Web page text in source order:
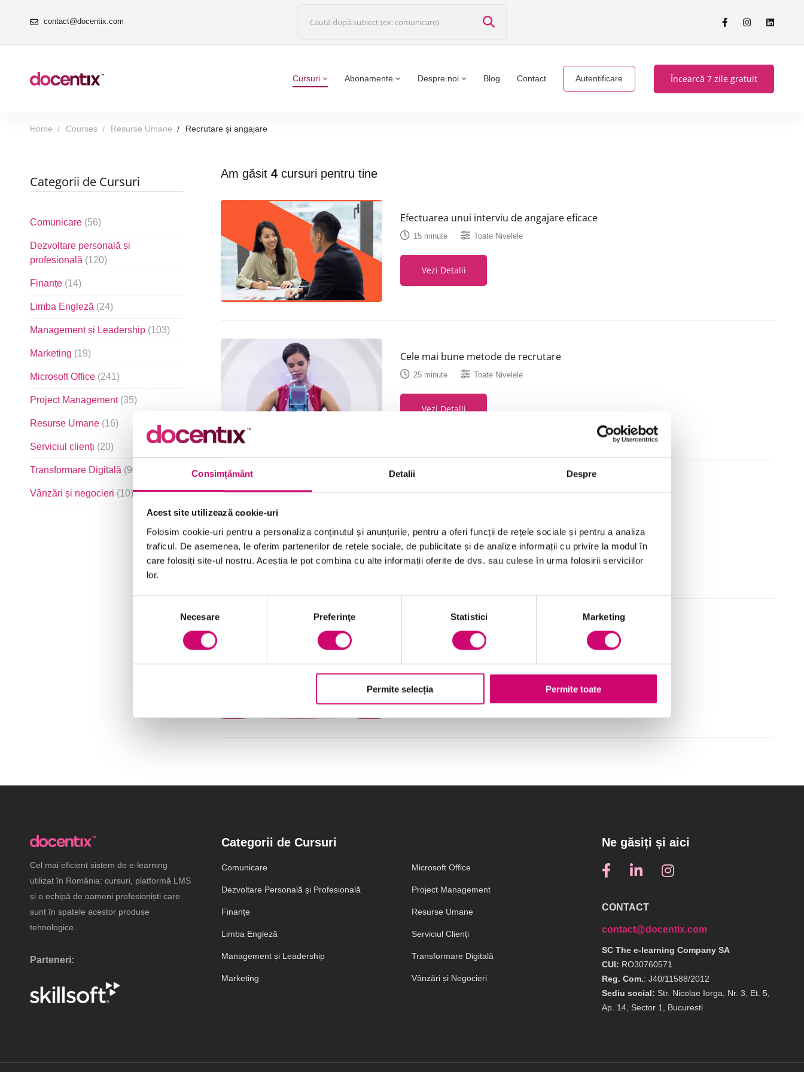
Consimțământ Detalii Despre
Acest site utilizează cookie-uri
Folosim cookie-uri pentru a personaliza conținutul și anunțurile, pentru a oferi funcții de rețele sociale și pentru a analiza
traficul. De asemenea, le oferim partenerilor de rețele sociale, de publicitate și de analize informații cu privire la modul în
care folosiți site-ul nostru. Aceștia le pot combina cu alte informații oferite de dvs. sau culese în urma folosirii serviciilor
lor.
consimțământului
Necesare Preferinţe Statistici Marketing
Permite selecția Permite toate
contact@docentix.com
Cursuri Abonamente Despre noi Blog Contact Autentificare Încearcă 7 zile gratuit
Home Courses Resurse Umane Recrutare și angajare
Categorii de Cursuri
Comunicare (56)
Dezvoltare personală și
profesională (120)
Finanțe (14)
Limba Engleză (24)
Management și Leadership (103)
Marketing (19)
Microsoft Office (241)
Project Management (35)
Resurse Umane (16)
Serviciul clienți (20)
Transformare Digitală (90)
Vânzări și negocieri (10)
Am găsit 4cursuri pentru tine
Efectuarea unui interviu de angajare eficace
15 minute Toate Nivelele
Vezi Detalii
Cele mai bune metode de recrutare
25 minute Toate Nivelele
Vezi Detalii
Selecția aplicanților – Primul pas în angajarea celor mai buni
20 minute Toate Nivelele
Vezi Detalii
Cum să asiguri succesul unui onboarding
Toate Nivelele
Vezi Detalii
Cel mai eficient sistem de e-learning
utilizat în România: cursuri, platformă LMS
și o echipă de oameni profesioniști care
sunt în spatele acestor produse
tehnologice.
Parteneri:
Categorii de Cursuri
Comunicare
Dezvoltare Personală și Profesională
Finanțe
Limba Engleză
Management și Leadership
Marketing
Microsoft Office
Project Management
Resurse Umane
Serviciul Clienți
Transformare Digitală
Vânzări și Negocieri
Ne găsiți și aici
CONTACT
contact@docentix.com
SC The e-learning Company SA
CUI: RO30760571
Reg. Com.: J40/11588/2012
Sediu social: Str. Nicolae Iorga, Nr. 3, Et. 5,
Ap. 14, Sector 1, Bucuresti